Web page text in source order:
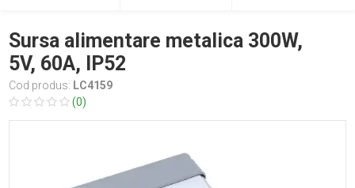
Sursa alimentare metalica 300W,
5V, 60A, IP52
Cod produs: LC4159
(0)